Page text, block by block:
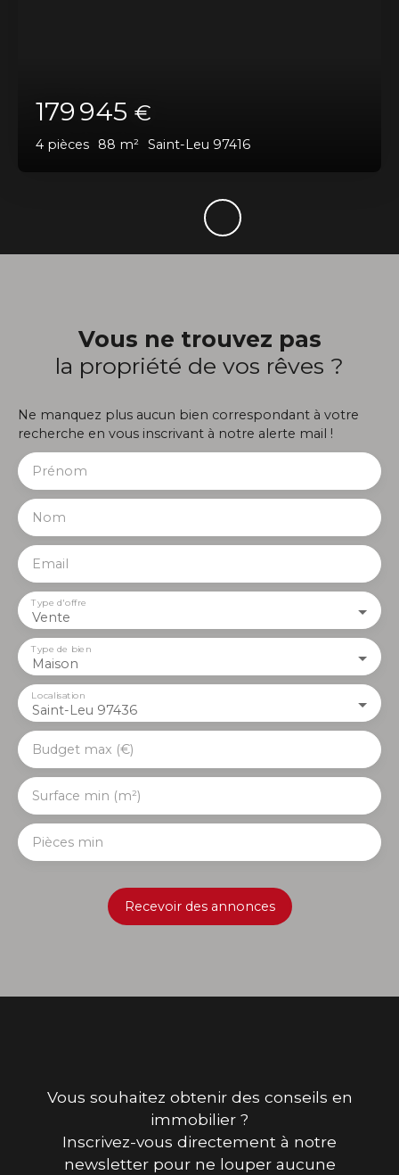
179 945 €
4 pièces 88 m² Saint-Leu 97416
Vous ne trouvez pas
la propriété de vos rêves ?
Ne manquez plus aucun bien correspondant à votre
recherche en vous inscrivant à notre alerte mail !
Prénom
Nom
Email
Vente
Type d'offre
Maison
Type de bien
Saint-Leu 97436
Localisation
Budget max (€)
Surface min (m²)
Pièces min
Recevoir des annonces
Vous souhaitez obtenir des conseils en
immobilier ?
Inscrivez-vous directement à notre
newsletter pour ne louper aucune